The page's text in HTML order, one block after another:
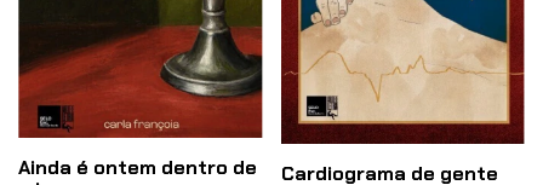
Ainda é ontem dentro de
Cardiograma de gente